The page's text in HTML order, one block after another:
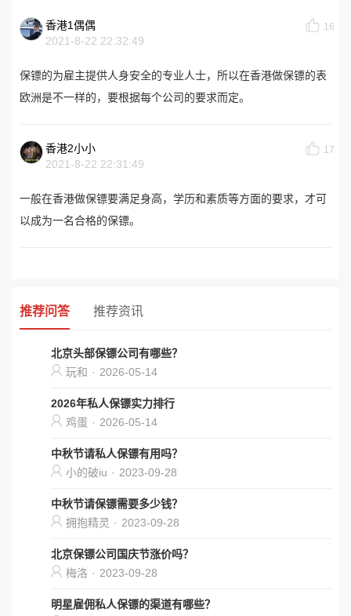
香港1偶偶
2021-8-22 22:32:49
16
保镖的为雇主提供人身安全的专业人士，所以在香港做保镖的表
欧洲是不一样的，要根据每个公司的要求而定。
香港2小小
2021-8-22 22:31:49
17
一般在香港做保镖要满足身高，学历和素质等方面的要求，才可
以成为一名合格的保镖。
推荐问答 推荐资讯
北京头部保镖公司有哪些？
玩和 · 2026-05-14
2026年私人保镖实力排行
鸡蛋 · 2026-05-14
中秋节请私人保镖有用吗？
小的破iu · 2023-09-28
中秋节请保镖需要多少钱？
拥抱精灵 · 2023-09-28
北京保镖公司国庆节涨价吗？
梅洛 · 2023-09-28
明星雇佣私人保镖的渠道有哪些？